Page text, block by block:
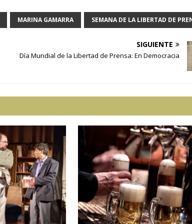
MARINA GAMARRA SEMANA DE LA LIBERTAD DE
SIGUIENTE
Día Mundial de la Libertad de Prensa: En Democracia